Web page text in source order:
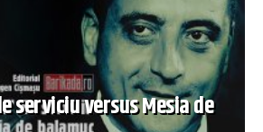
serviciu versus Mesia de